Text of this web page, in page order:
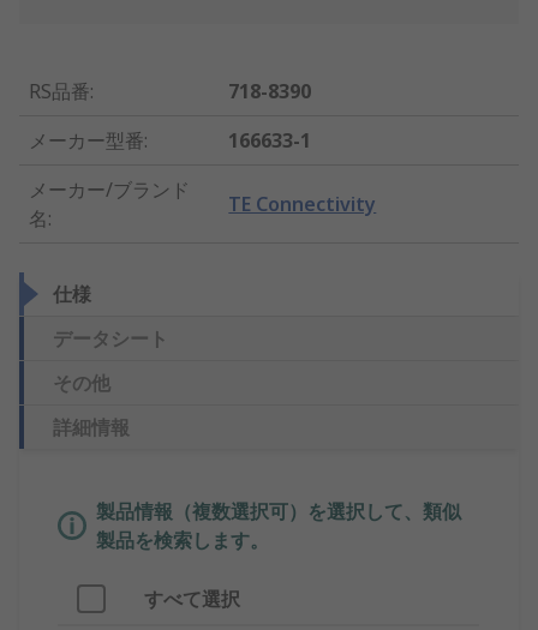
RS品番:
718-8390
メーカー型番:
166633-1
メーカー/ブランド
名:
TE Connectivity
仕様
データシート
その他
詳細情報
製品情報（複数選択可）を選択して、類似
製品を検索します。
すべて選択